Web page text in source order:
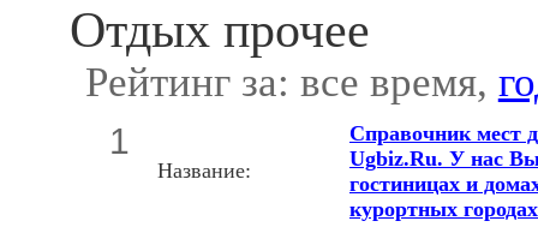
Отдых прочее
Рейтинг за: все время,
1
Название:
Справочник мест
Ugbiz.Ru. У нас
гостиницах и
курортных